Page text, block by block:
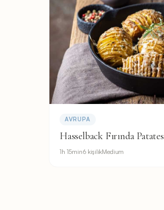
AVRUPA
Hasselback Fırında Patates
1h 15min6 kişilikMedium